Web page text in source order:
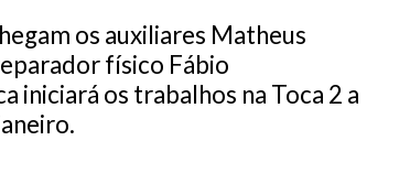
os auxiliares Matheus
físico Fábio
iniciará os trabalhos na Toca 2 a